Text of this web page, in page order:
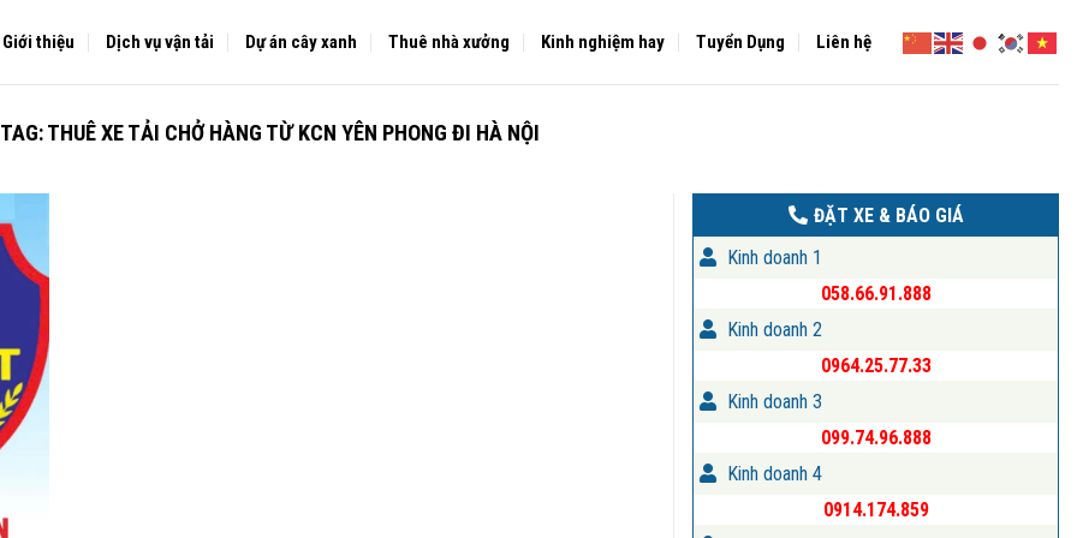
Giới thiệu Dịch vụ vận tải Dự án cây xanh Thuê nhà xưởng Kinh nghiệm hay Tuyển Dụng Liên hệ
TAG:THUÊ XE TẢI CHỞ HÀNG TỪ KCN YÊN PHONG ĐI HÀ NỘI
ĐẶT XE & BÁO GIÁ
Kinh doanh 1
058.66.91.888
Kinh doanh 2
0964.25.77.33
Kinh doanh 3
099.74.96.888
Kinh doanh 4
0914.174.859